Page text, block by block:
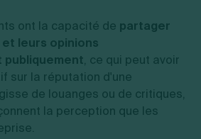
ont la capacité de partager
leurs opinions
, ce qui peut avoir
sur la réputation d'une
de louanges ou de critiques,
la perception que les